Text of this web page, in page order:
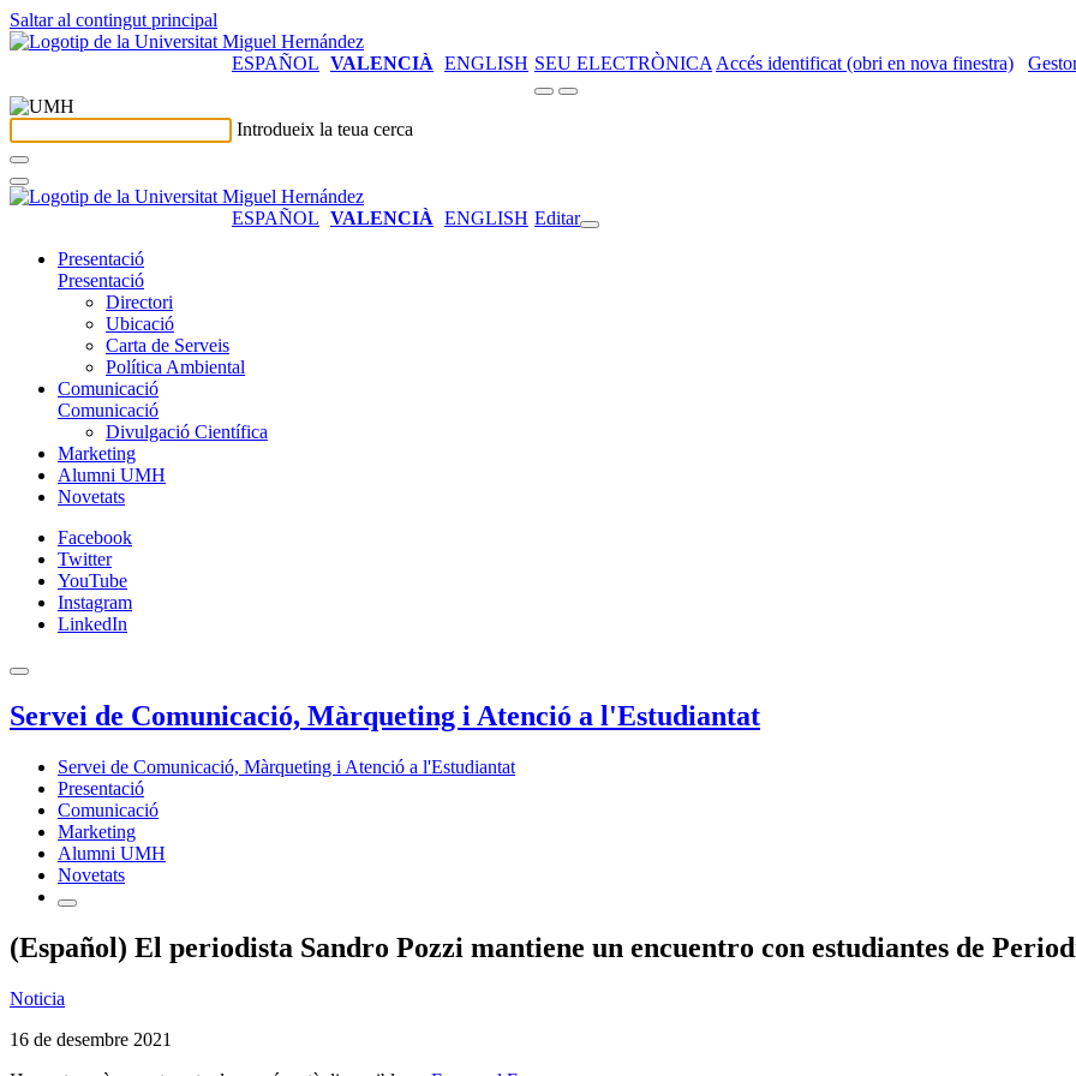
Saltar al contingut principal
ESPAÑOL VALENCIÀ ENGLISH SEU ELECTRÒNICA Accés identificat (obri en nova finestra)
Introdueix la teua cerca
ESPAÑOL VALENCIÀ ENGLISH Editar
Presentació
Presentació
Directori
Ubicació
Carta de Serveis
Política Ambiental
Comunicació
Comunicació
Divulgació Científica
Marketing
Alumni UMH
Novetats
Facebook
Twitter
YouTube
Instagram
LinkedIn
Servei de Comunicació, Màrqueting i Atenció a l'Estudiantat
Servei de Comunicació, Màrqueting i Atenció a l'Estudiantat
Presentació
Comunicació
Marketing
Alumni UMH
Novetats
(Español) El periodista Sandro Pozzi mantiene un encuentro con estudiantes de
Noticia
16 de desembre 2021